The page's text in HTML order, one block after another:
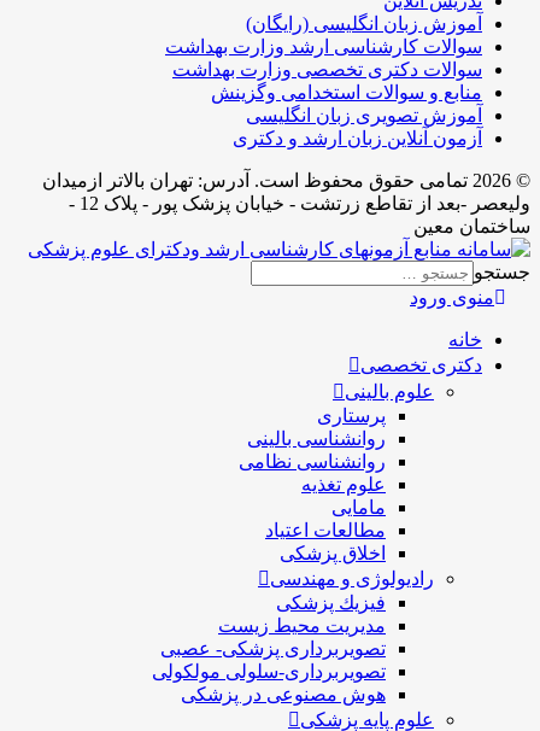
آموزش زبان انگلیسی (رایگان)
سوالات کارشناسی ارشد وزارت بهداشت
سوالات دکتری تخصصی وزارت بهداشت
منابع و سوالات استخدامی وگزینش
آموزش تصویری زبان انگلیسی
آزمون آنلاین زبان ارشد و دکتری
© 2026 تمامی حقوق محفوظ است. آدرس:‌ تهران بالاتر ازمیدان
ولیعصر -بعد از تقاطع زرتشت - خیابان پزشک پور - پلاک 12 -
ساختمان معین
جستجو
منوی ورود
خانه
دکتری تخصصی
علوم بالینی
پرستاری
روانشناسی بالینی
روانشناسی نظامی
علوم تغذیه
مامایی
مطالعات اعتیاد
اخلاق پزشکی
رادیولوژی و مهندسی
فيزيك پزشکی
مدیریت محیط زیست
تصویربرداری پزشکی- عصبی
تصویربرداری-سلولی مولکولی
هوش مصنوعی در پزشکی
علوم پایه پزشکی